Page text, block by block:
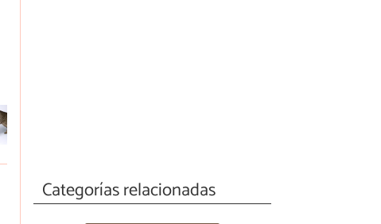
Categorías relacionadas